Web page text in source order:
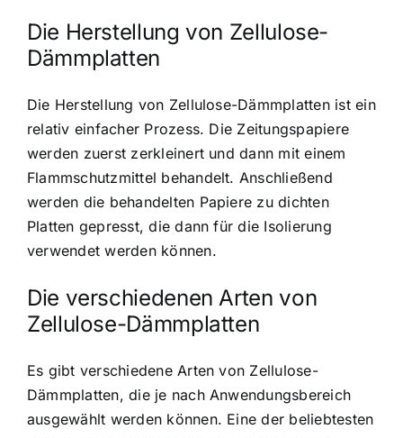
Die Herstellung von Zellulose-
Dämmplatten
Die Herstellung von Zellulose-Dämmplatten ist ein
relativ einfacher Prozess. Die Zeitungspapiere
werden zuerst zerkleinert und dann mit einem
Flammschutzmittel behandelt. Anschließend
werden die behandelten Papiere zu dichten
Platten gepresst, die dann für die Isolierung
verwendet werden können.
Die verschiedenen Arten von
Zellulose-Dämmplatten
Es gibt verschiedene Arten von Zellulose-
Dämmplatten, die je nach Anwendungsbereich
ausgewählt werden können. Eine der beliebtesten